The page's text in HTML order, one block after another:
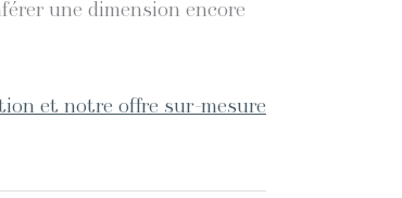
une dimension encore
et notre offre sur-mesure